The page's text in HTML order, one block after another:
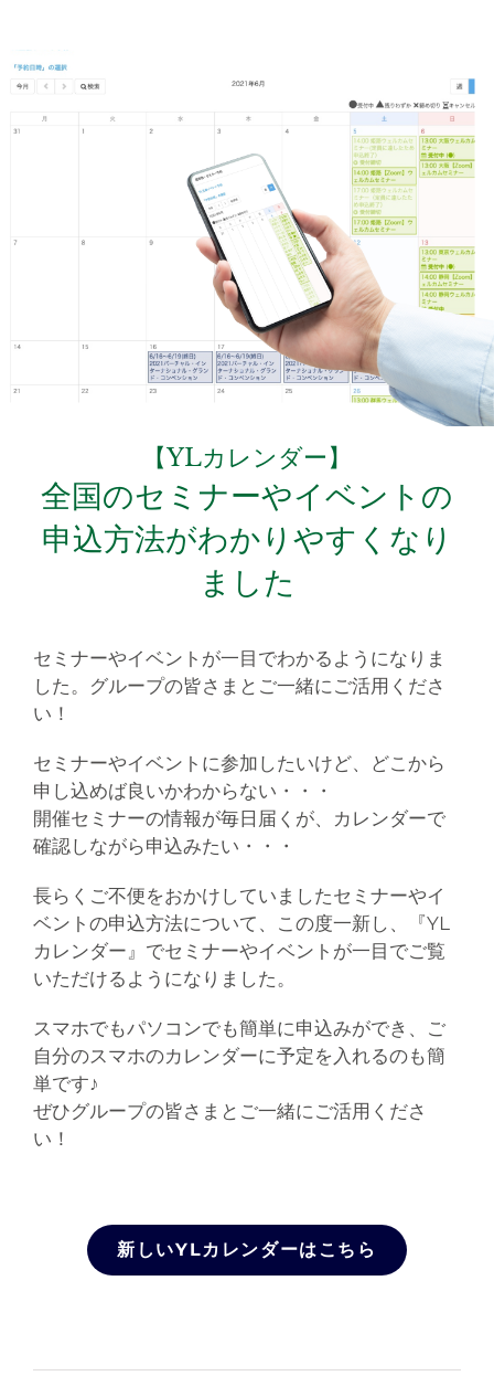
【YLカレンダー】
全国のセミナーやイベントの
申込方法がわかりやすくなり
ました
セミナーやイベントが一目でわかるようになりま
した。グループの皆さまとご一緒にご活用くださ
い！
セミナーやイベントに参加したいけど、どこから
申し込めば良いかわからない・・・
開催セミナーの情報が毎日届くが、カレンダーで
確認しながら申込みたい・・・
長らくご不便をおかけしていましたセミナーやイ
ベントの申込方法について、この度一新し、『YL
カレンダー』でセミナーやイベントが一目でご覧
いただけるようになりました。
スマホでもパソコンでも簡単に申込みができ、ご
自分のスマホのカレンダーに予定を入れるのも簡
単です♪
ぜひグループの皆さまとご一緒にご活用くださ
い！
新しいYLカレンダーはこちら